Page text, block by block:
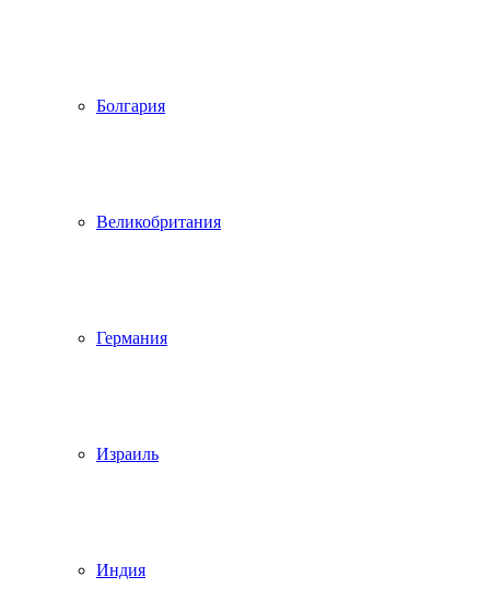
Болгария
Великобритания
Германия
Израиль
Индия